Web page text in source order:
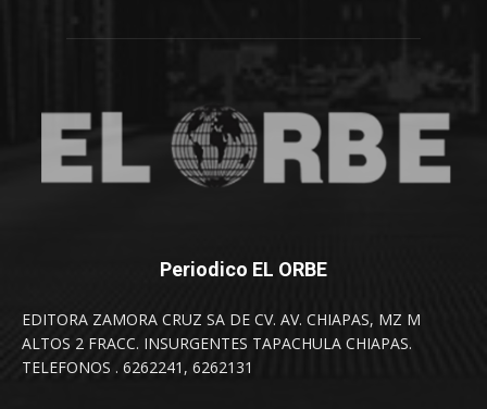
Periodico EL ORBE
EDITORA ZAMORA CRUZ SA DE CV. AV. CHIAPAS, MZ M
ALTOS 2 FRACC. INSURGENTES TAPACHULA CHIAPAS.
TELEFONOS . 6262241, 6262131